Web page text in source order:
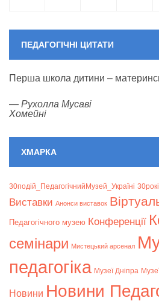
ПЕДАГОГІЧНІ ЦИТАТИ
Перша школа дитини –
— Рухолла Мусаві
Хомейні
ХМАРКА
30подій_ПедагогічнийМузей_Україні
Bиставки Анонси виставок
Педагогічного музею Конференції
семінари Мистецький арсенал
педагогіка Музеї Дніпра
Новини Новини